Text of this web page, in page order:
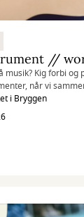
//
musik? Kig forbi
når vi
til et par sjove og
i Bryggen.
i Bryggen